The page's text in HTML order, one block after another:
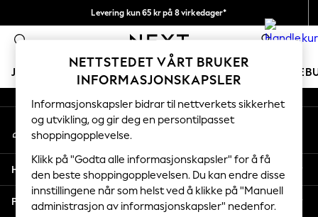
Levering kun 65 kr på 8 virkedager*
Vi betaler alle tollavgifter 0
JENTER GUTTER BABY KVINNER MENN
GIRLS
New In
50 - 92cm
98 - 110cm
116 - 134cm
140 - 174cm
Trending: Top & Short Sets
An error occurred on client
Våre sosiale nettverk
Min konto
Logg inn på kontoen din
Hjelp
Personvern & Juridisk
NETTSTEDET VÅRT BRUKER
INFORMASJONSKAPSLER
Informasjonskapsler bidrar til nettverkets sikkerhet
og utvikling, og gir deg en persontilpasset
shoppingopplevelse.
Klikk på "Godta alle informasjonskapsler" for å få
den beste shoppingopplevelsen. Du kan endre disse
innstillingene når som helst ved å klikke på "Manuell
administrasjon av informasjonskapsler" nedenfor.